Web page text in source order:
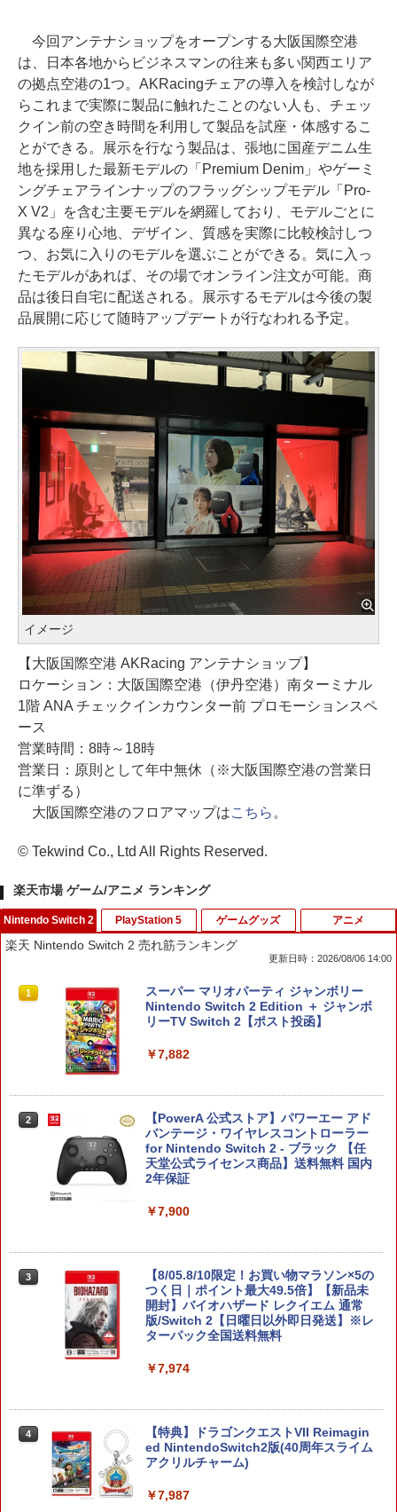
今回アンテナショップをオープンする大阪国際空港
は、日本各地からビジネスマンの往来も多い関西エリア
の拠点空港の1つ。AKRacingチェアの導入を検討しなが
らこれまで実際に製品に触れたことのない人も、チェッ
クイン前の空き時間を利用して製品を試座・体感するこ
とができる。展示を行なう製品は、張地に国産デニム生
地を採用した最新モデルの「Premium Denim」やゲーミ
ングチェアラインナップのフラッグシップモデル「Pro-
X V2」を含む主要モデルを網羅しており、モデルごとに
異なる座り心地、デザイン、質感を実際に比較検討しつ
つ、お気に入りのモデルを選ぶことができる。気に入っ
たモデルがあれば、その場でオンライン注文が可能。商
品は後日自宅に配送される。展示するモデルは今後の製
品展開に応じて随時アップデートが行なわれる予定。
イメージ
【大阪国際空港 AKRacing アンテナショップ】
ロケーション：大阪国際空港（伊丹空港）南ターミナル
1階 ANA チェックインカウンター前 プロモーションスペ
ース
営業時間：8時～18時
営業日：原則として年中無休（※大阪国際空港の営業日
に準ずる）
大阪国際空港のフロアマップはこちら 。
© Tekwind Co., Ltd All Rights Reserved.
楽天市場 ゲーム/アニメ ランキング
Nintendo Switch 2
楽天 Nintendo Switch 2 売れ筋ランキング
更新日時：2026/08/06 14:00
1
スーパー マリオパーティ ジャンボリー
Nintendo Switch 2 Edition ＋ ジャンボ
リーTV Switch 2【ポスト投函】
￥7,882
2
【PowerA 公式ストア】パワーエー アド
バンテージ・ワイヤレスコントローラー
for Nintendo Switch 2 - ブラック 【任
天堂公式ライセンス商品】送料無料 国内
2年保証
￥7,900
3
【8/05.8/10限定！お買い物マラソン×5の
つく日｜ポイント最大49.5倍】【新品未
開封】バイオハザード レクイエム 通常
版/Switch 2【日曜日以外即日発送】※レ
ターパック全国送料無料
￥7,974
4
【特典】ドラゴンクエストVII Reimagin
ed NintendoSwitch2版(40周年スライム
アクリルチャーム)
￥7,987
PlayStation 5 ゲームグッズ アニメ